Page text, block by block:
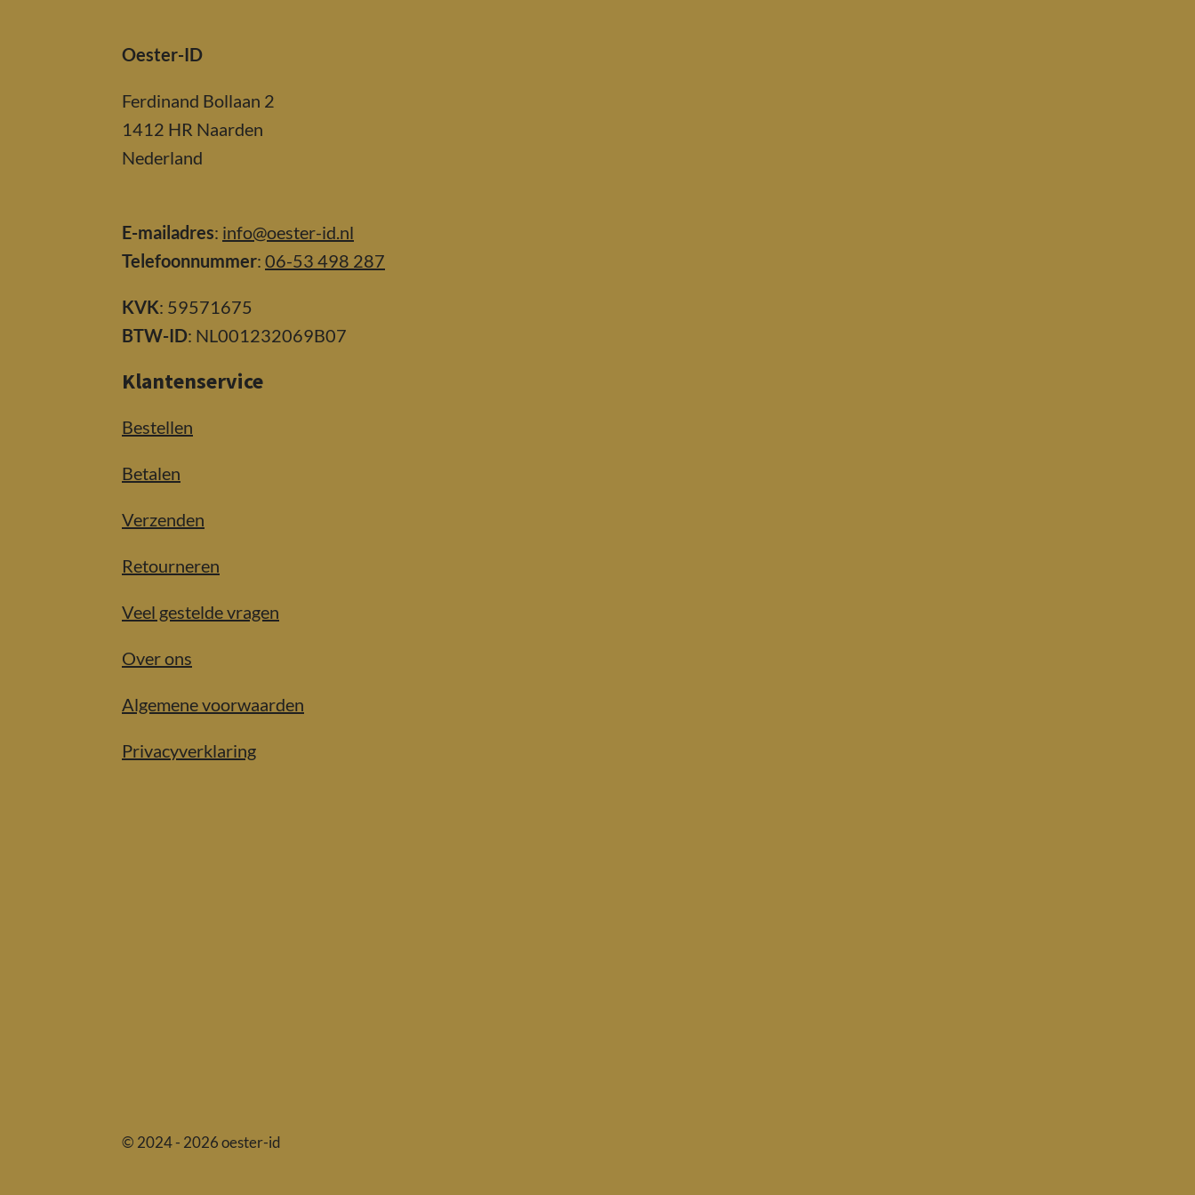
Oester-ID
Ferdinand Bollaan 2
1412 HR Naarden
Nederland
E-mailadres: info@oester-id.nl
Telefoonnummer: 06-53 498 287
KVK: 59571675
BTW-ID: NL001232069B07
Klantenservice
Bestellen
Betalen
Verzenden
Retourneren
Veel gestelde vragen
Over ons
Algemene voorwaarden
Privacyverklaring
© 2024 - 2026 oester-id